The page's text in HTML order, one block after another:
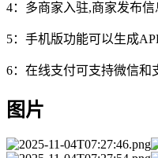
4：多商家入驻,商家发布信
5：手机版功能可以生成
6：在线支付可支持微信和
图片